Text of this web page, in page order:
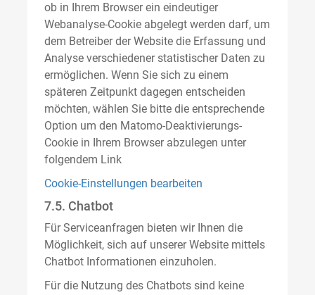
ob in Ihrem Browser ein eindeutiger
Webanalyse-Cookie abgelegt werden darf, um
dem Betreiber der Website die Erfassung und
Analyse verschiedener statistischer Daten zu
ermöglichen. Wenn Sie sich zu einem
späteren Zeitpunkt dagegen entscheiden
möchten, wählen Sie bitte die entsprechende
Option um den Matomo-Deaktivierungs-
Cookie in Ihrem Browser abzulegen unter
folgendem Link
Cookie-Einstellungen bearbeiten
7.5. Chatbot
Für Serviceanfragen bieten wir Ihnen die
Möglichkeit, sich auf unserer Website mittels
Chatbot Informationen einzuholen.
Für die Nutzung des Chatbots sind keine